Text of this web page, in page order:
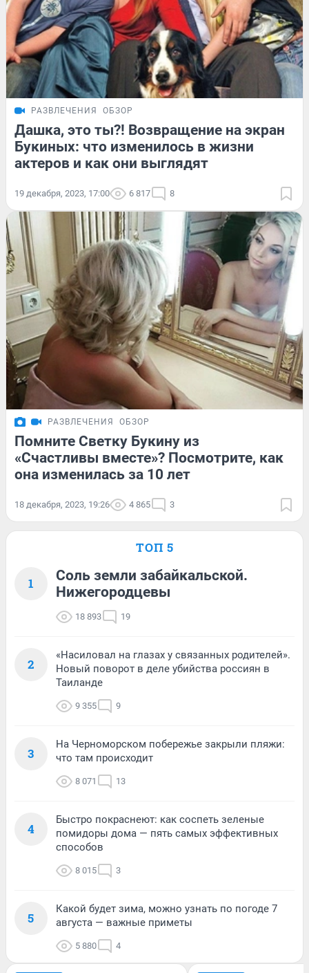
РАЗВЛЕЧЕНИЯ ОБЗОР
Дашка, это ты?! Возвращение на экран
Букиных: что изменилось в жизни
актеров и как они выглядят
19 декабря, 2023, 17:00 6 817 8
РАЗВЛЕЧЕНИЯ ОБЗОР
Помните Светку Букину из
«Счастливы вместе»? Посмотрите, как
она изменилась за 10 лет
18 декабря, 2023, 19:26 4 865 3
ТОП 5
1
Соль земли забайкальской.
Нижегородцевы
18 893 19
2
«Насиловал на глазах у связанных родителей».
Новый поворот в деле убийства россиян в
Таиланде
9 355 9
3
На Черноморском побережье закрыли пляжи:
что там происходит
8 071 13
4
Быстро покраснеют: как соспеть зеленые
помидоры дома — пять самых эффективных
способов
8 015 3
5
Какой будет зима, можно узнать по погоде 7
августа — важные приметы
5 880 4